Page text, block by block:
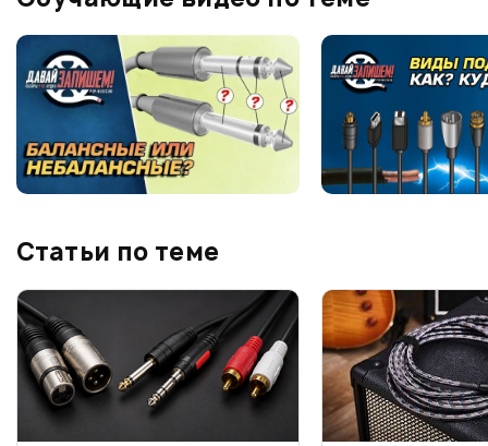
Статьи по теме